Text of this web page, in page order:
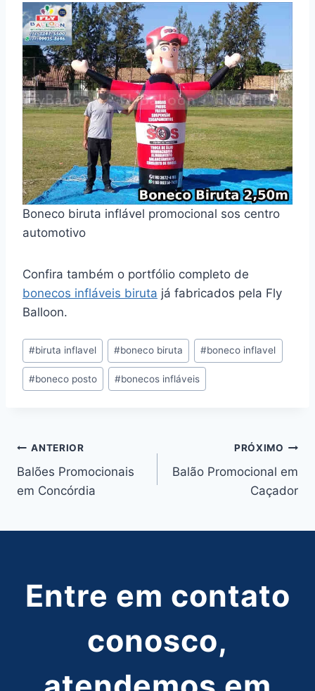
Boneco biruta inflável promocional sos centro
automotivo
Confira também o portfólio completo de
bonecos infláveis biruta já fabricados pela Fly
Balloon.
Tags
do
Post:
#biruta inflavel #boneco biruta #boneco inflavel
#boneco posto #bonecos infláveis
Navegação
de
ANTERIOR
Balões Promocionais
em Concórdia
PRÓXIMO
Balão Promocional em
Caçador
Entre em contato
conosco,